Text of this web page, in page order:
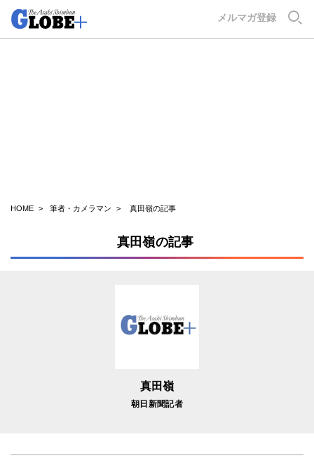
メルマガ登録
HOME 筆者・カメラマン 真田嶺の記事
真田嶺の記事
真田嶺
朝日新聞記者